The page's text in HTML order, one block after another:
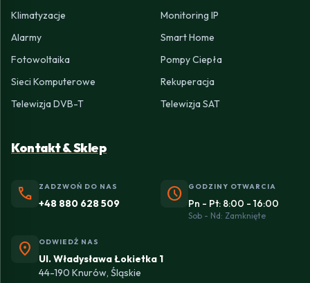
Klimatyzacje
Monitoring IP
Alarmy
Smart Home
Fotowoltaika
Pompy Ciepła
Sieci Komputerowe
Rekuperacja
Telewizja DVB-T
Telewizja SAT
Kontakt & Sklep
phone ZADZWOŃ DO NAS
+48 880 628 509 schedule GODZINY OTWARCIA
Pn - Pt: 8:00 - 16:00
Sob - Nd: Zamknięte
location_on ODWIEDŹ NAS
Ul. Władysława Łokietka 1
44-190 Knurów, Śląskie